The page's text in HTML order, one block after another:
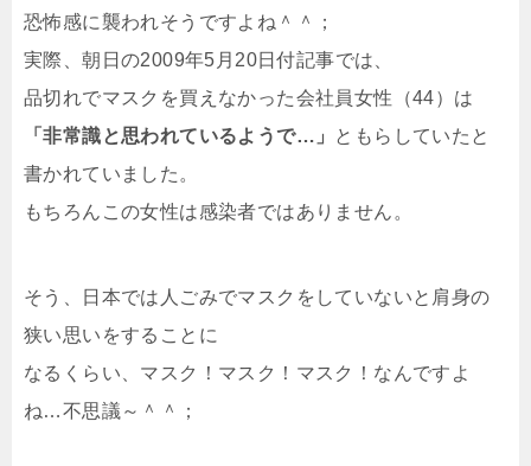
恐怖感に襲われそうですよね＾＾；
実際、朝日の2009年5月20日付記事では、
品切れでマスクを買えなかった会社員女性（44）は
「非常識と思われているようで…」 ともらしていたと
書かれていました。
もちろんこの女性は感染者ではありません。
そう、日本では 人ごみでマスクをしていないと肩身の
狭い思い をすることに
なるくらい、マスク！マスク！マスク！なんですよ
ね…不思議～＾＾；